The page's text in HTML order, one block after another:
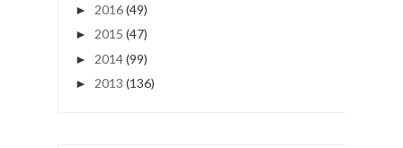
► 2016(49)
► 2015 (47)
► 2014(99)
► 2013 (136)